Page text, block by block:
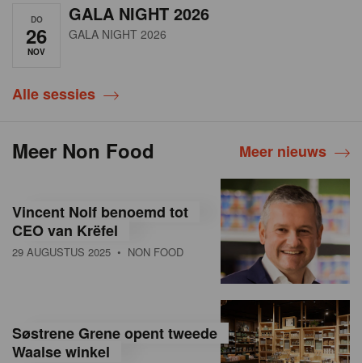
DO
26
NOV
GALA NIGHT 2026
GALA NIGHT 2026
Alle sessies
Meer Non Food Meer nieuws
Vincent Nolf benoemd tot
CEO van Krëfel
29 AUGUSTUS 2025 • NON FOOD
Søstrene Grene opent tweede
Waalse winkel